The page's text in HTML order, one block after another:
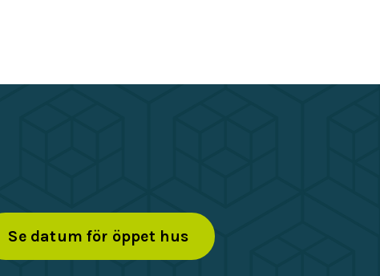
Se datum för öppet hus